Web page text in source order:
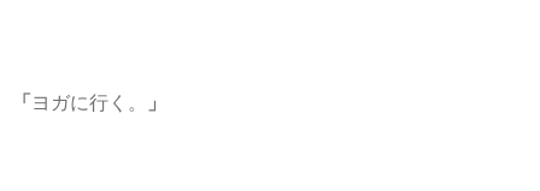
「 ヨガに行く。 」